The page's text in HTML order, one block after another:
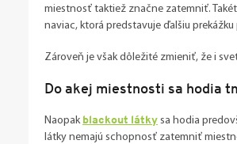
miestnosť taktiež značne zatemniť.
naviac, ktorá predstavuje ďalšiu
Zároveň je však dôležité zmieniť, že i
Do akej miestnosti sa hodia
Naopak blackout látky sa hodia
látky nemajú schopnosť zatemniť